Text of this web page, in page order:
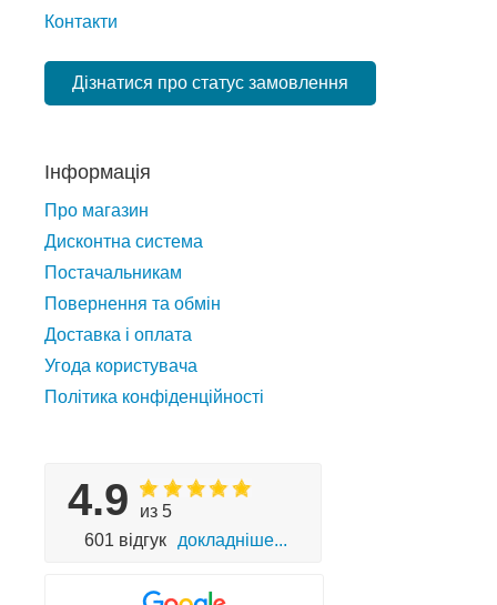
Контакти
Дізнатися про статус замовлення
Інформація
Про магазин
Дисконтна система
Постачальникам
Повернення та обмін
Доставка і оплата
Угода користувача
Політика конфіденційності
4.9
из 5
601 відгук
докладніше...